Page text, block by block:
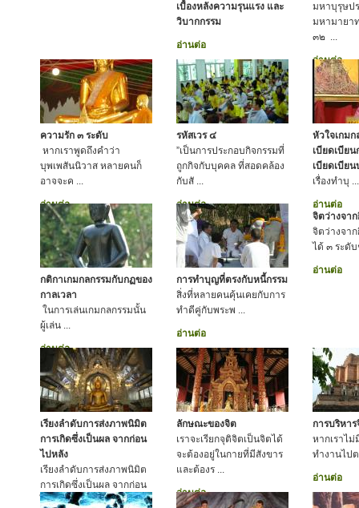
เบื้องหลังความรุนแรง และ
วิบากกรรม
อ่านต่อ
มหาบุรุษป
มหามายา
๓๒ ...
อ่านต่อ
ความรัก ๓ ระดับ
หากเราพูดถึงคำว่า
บุพเพสันนิวาส หลายคนก็
อาจจะค ...
อ่านต่อ
รหัสเวร ๔
”เป็นการประกอบกิจกรรมที่
ถูกกิจกับบุคคล ที่สอดคล้อง
กับสั ...
อ่านต่อ
หัวใจเกมก
เบียดเบีย
เบียดเบีย
เรื่องทำบุ ...
อ่านต่อ
กติกาเกมกลกรรมกับกฏของ
กาลเวลา
ในการเล่นเกมกลกรรมนั้น
ผู้เล่น ...
อ่านต่อ
การทำบุญที่ตรงกับหนี้กรรม
สิ่งที่หลายคนคุ้นเคยกับการ
ทำดีคู่กับพระพ ...
อ่านต่อ
จิตว่างจาก
จิตว่างจา
ได้ ๓ ระดั
อ่านต่อ
เรียงลำดับการส่งภาพนิมิต
การเกิดซึ่งเป็นผล จากก่อน
ไปหลัง
เรียงลำดับการส่งภาพนิมิต
การเกิดซึ่งเป็นผล จากก่อน
ไปหลัง
ลักษณะของจิต
เราจะเรียกจุติจิตเป็นจิตได้
จะต้องอยู่ในกายที่มีสังขาร
และต้องร ...
อ่านต่อ
การบริหา
หากเราไ
ทำงานไป
อ่านต่อ